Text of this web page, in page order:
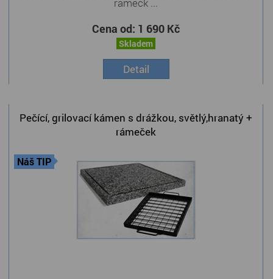
Cena od: 1 690 Kč
Skladem
Detail
Pečící, grilovací kámen s drážkou, světlý,hranatý +
rámeček
Náš TIP